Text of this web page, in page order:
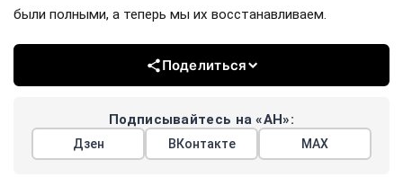
были полными, а теперь мы их восстанавливаем.
Поделиться
Подписывайтесь на «АН»:
Дзен ВКонтакте МАХ